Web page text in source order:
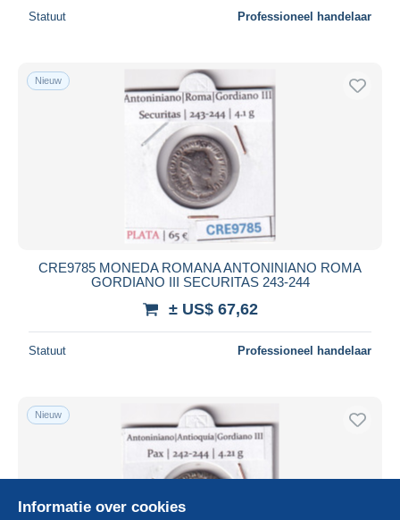
Statuut Professioneel handelaar
Nieuw
CRE9785 MONEDA ROMANA ANTONINIANO ROMA
GORDIANO III SECURITAS 243-244
± US$ 67,62
Statuut Professioneel handelaar
Nieuw
Informatie over cookies